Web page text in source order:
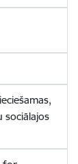
sociālajos